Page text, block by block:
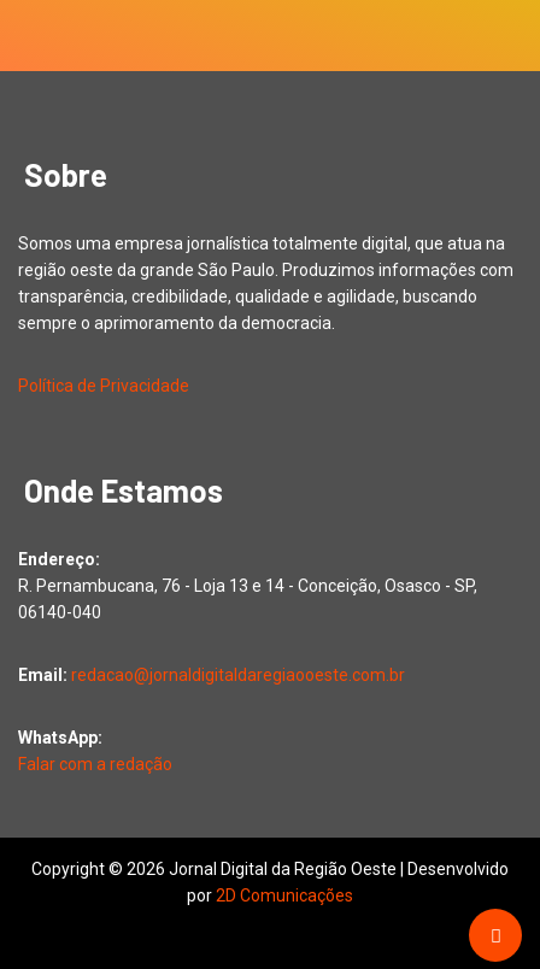
Sobre
Somos uma empresa jornalística totalmente digital, que atua na
região oeste da grande São Paulo. Produzimos informações com
transparência, credibilidade, qualidade e agilidade, buscando
sempre o aprimoramento da democracia.
Política de Privacidade
Onde Estamos
Endereço:
R. Pernambucana, 76 - Loja 13 e 14 - Conceição, Osasco - SP,
06140-040
Email: redacao@jornaldigitaldaregiaooeste.com.br
WhatsApp:
Falar com a redação
Copyright © 2026 Jornal Digital da Região Oeste | Desenvolvido
por2D Comunicações